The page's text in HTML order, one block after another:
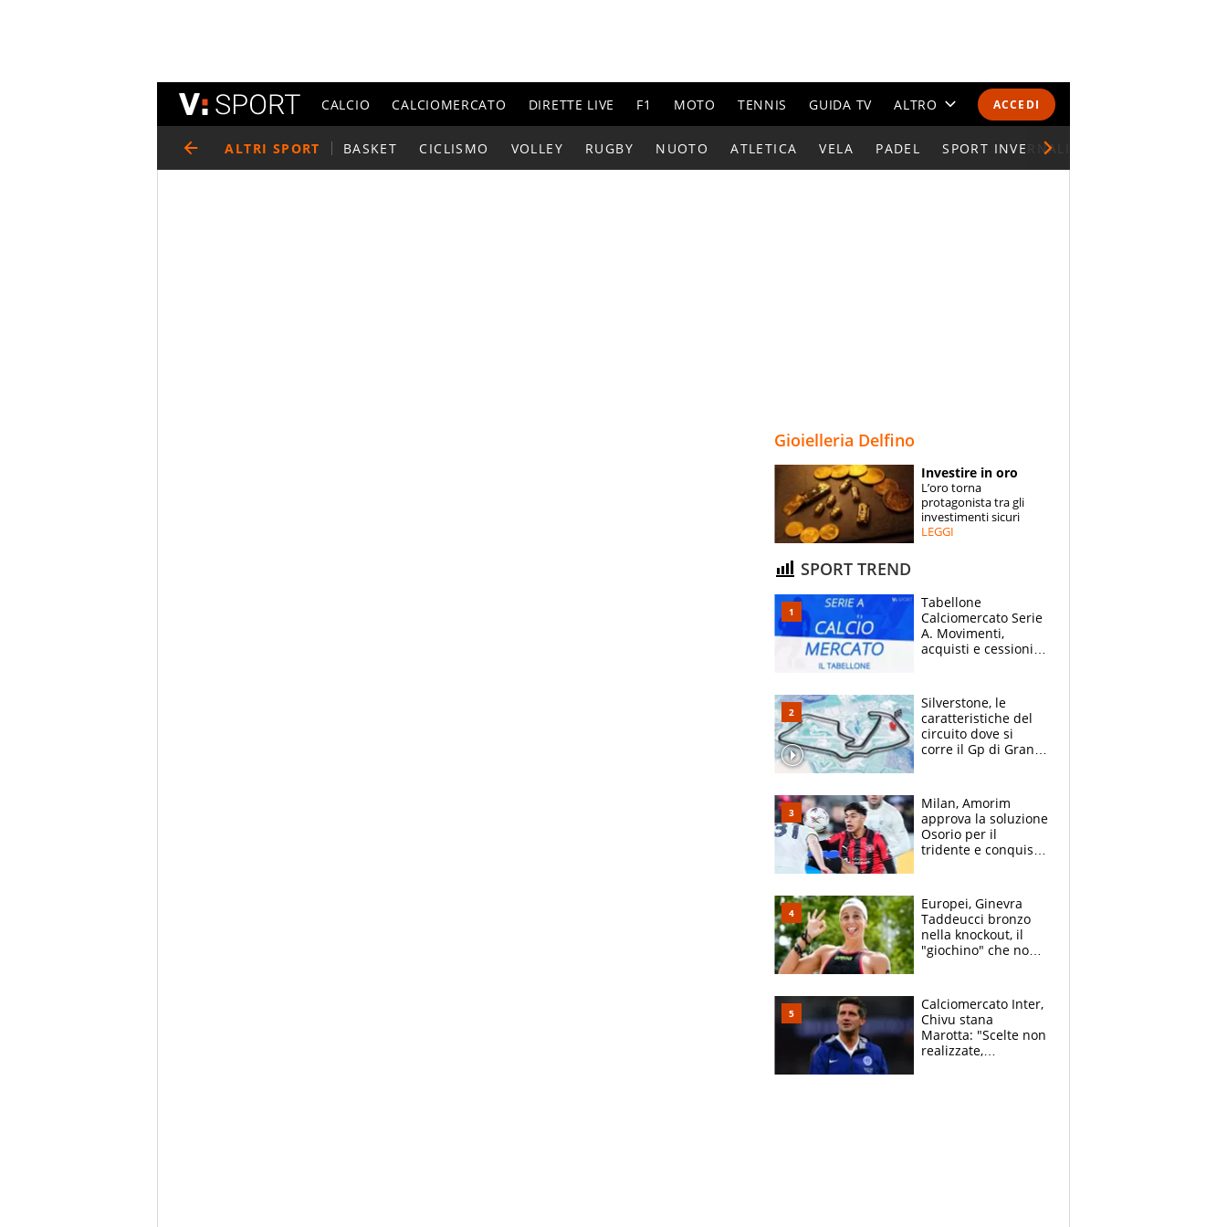
ACCEDI
CALCIO CALCIOMERCATO DIRETTE LIVE F1 MOTO TENNIS GUIDA TV ALTRO
CALENDARI E CLASSIFICHE
ESPERTI
CONTATTI
ALTRI SPORT BASKET CICLISMO VOLLEY RUGBY NUOTO ATLETICA VELA PADEL SPORT INVERNALI
Gioielleria Delfino
Investire in oro
L’oro torna
protagonista tra gli
investimenti sicuri
LEGGI
SPORT TREND
Tabellone
Calciomercato Serie
A. Movimenti,
acquisti e cessioni:
Silverstone, le
caratteristiche del
circuito dove si
corre il Gp di Gran
Milan, Amorim
approva la soluzione
Osorio per il
tridente e conquista
Allegri
Europei, Ginevra
Taddeucci bronzo
nella knockout, il
"giochino" che non
Calciomercato Inter,
Chivu stana
Marotta: "Scelte non
realizzate,